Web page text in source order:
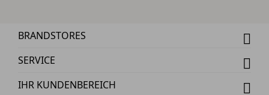
BRANDSTORES
SERVICE
IHR KUNDENBEREICH